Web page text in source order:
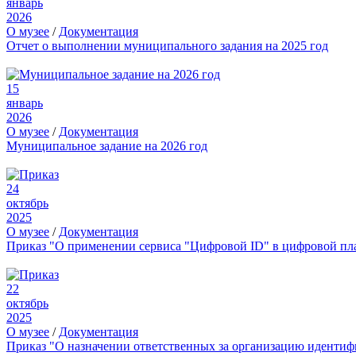
январь
2026
О музее / Документация
Отчет о выполнении муниципального задания на 2025 год
15
январь
2026
О музее / Документация
Муниципальное задание на 2026 год
24
октябрь
2025
О музее / Документация
Приказ "О применении сервиса "Цифровой ID" в цифровой
22
октябрь
2025
О музее / Документация
Приказ "О назначении ответственных за организацию